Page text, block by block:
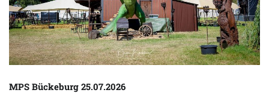
MPS Bückeburg 25.07.2026